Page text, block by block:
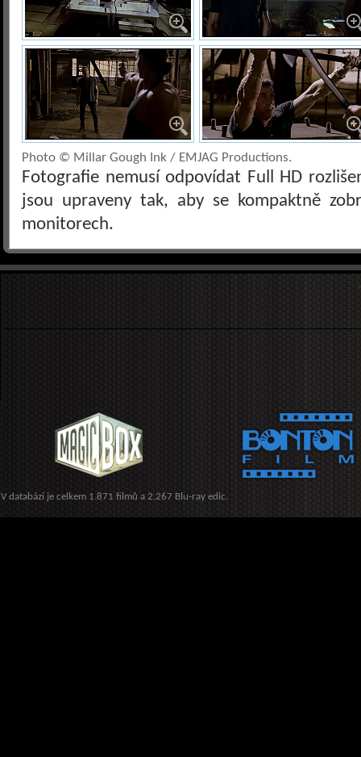
Photo © Millar Gough Ink / EMJAG Productions.
Fotografie nemusí odpovídat Full HD
jsou upraveny tak, aby se kompaktně
monitorech.
V databázi je celkem 1.871 filmů a 2.267 Blu-ray edic.